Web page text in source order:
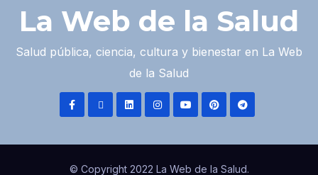
La Web de la Salud
Salud pública, ciencia, cultura y bienestar en La Web
de la Salud
© Copyright 2022 La Web de la Salud.